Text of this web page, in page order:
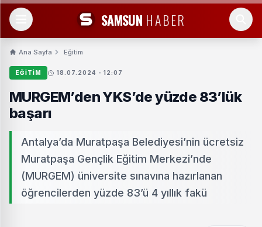
SAMSUN HABER
Ana Sayfa Eğitim
EĞITIM 18.07.2024 - 12:07
MURGEM’den YKS’de yüzde 83’lük
başarı
Antalya’da Muratpaşa Belediyesi’nin ücretsiz
Muratpaşa Gençlik Eğitim Merkezi’nde
(MURGEM) üniversite sınavına hazırlanan
öğrencilerden yüzde 83’ü 4 yıllık fakü